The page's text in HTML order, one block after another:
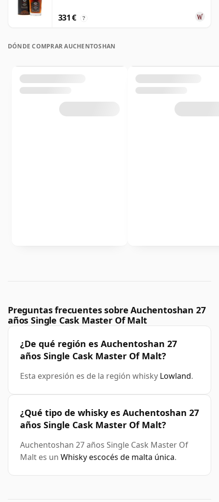
331 € ?
DÓNDE COMPRAR AUCHENTOSHAN
Preguntas frecuentes sobre Auchentoshan 27
años Single Cask Master Of Malt
¿De qué región es Auchentoshan 27
años Single Cask Master Of Malt?
Esta expresión es de la región whisky Lowland.
¿Qué tipo de whisky es Auchentoshan 27
años Single Cask Master Of Malt?
Auchentoshan 27 años Single Cask Master Of
Malt es un Whisky escocés de malta única.